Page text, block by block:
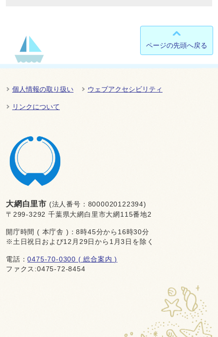
ページの先頭へ戻る
個人情報の取り扱い ウェブアクセシビリティ
リンクについて
大網白里市 (法人番号：8000020122394)
〒299-3292 千葉県大網白里市大網115番地2
開庁時間 ( 本庁舎 )：8時45分から16時30分
※土日祝日および12月29日から1月3日を除く
電話：0475-70-0300 ( 総合案内 )
ファクス:0475-72-8454